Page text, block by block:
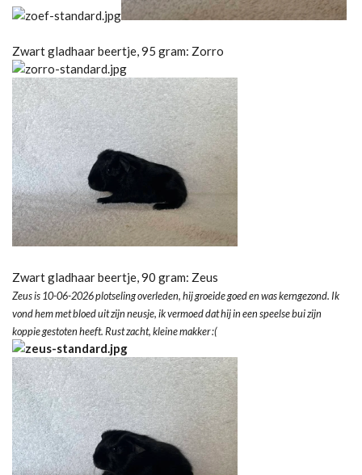
Zwart gladhaar beertje, 95 gram: Zorro
Zwart gladhaar beertje, 90 gram: Zeus
Zeus is 10-06-2026 plotseling overleden, hij groeide goed en was kerngezond. Ik
vond hem met bloed uit zijn neusje, ik vermoed dat hij in een speelse bui zijn
koppie gestoten heeft. Rust zacht, kleine makker :(